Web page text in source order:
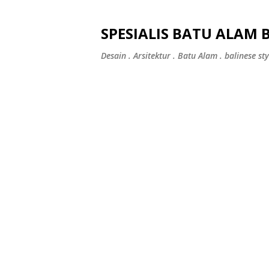
SPESIALIS BATU ALAM
Desain . Arsitektur . Batu Alam . balinese